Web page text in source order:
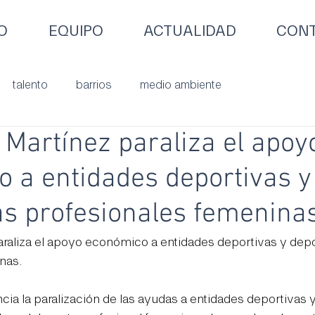
EQUIPO ACTUALIDAD
talento barrios medio ambiente
paraliza el
a entidades deportivas y
profesionales
el apoyo económico a entidades deportivas y
la paralización de las ayudas a entidades deportivas